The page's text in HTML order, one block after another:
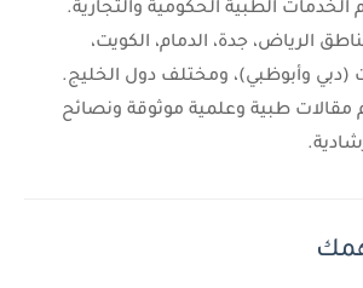
الخدمات الطبية الحكومية والتجارية.
الرياض، جدة، الدمام، الكويت،
(دبي وأبوظبي)، ومختلف دول الخليج.
مقالات طبية وعلمية موثوقة ونصائح